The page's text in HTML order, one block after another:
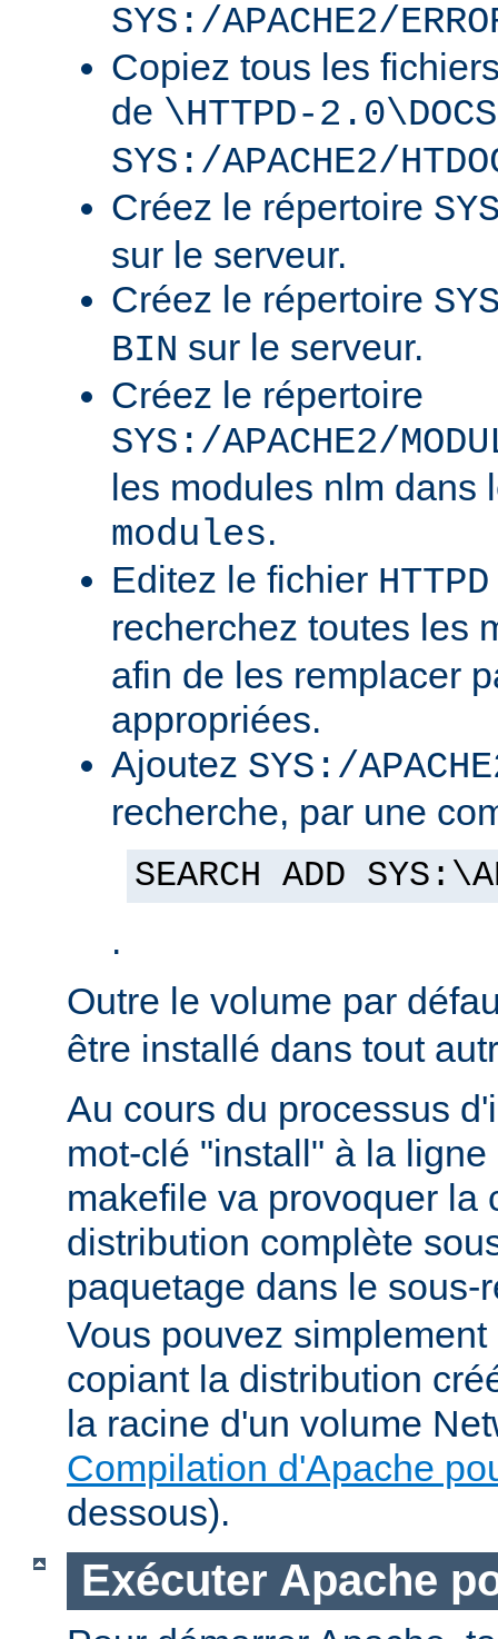
SYS:/APACHE2/
Copiez tous les
de \HTTPD-
SYS:/APACHE2/
Créez le répertoire
sur le serveur.
Créez le répertoire
BIN sur le serveur.
Créez le répertoire
SYS:/APACHE2/
les modules nlm dans
modules.
Editez le fichier
recherchez toutes les
afin de les remplacer
appropriées.
Ajoutez SYS:/
recherche, par une
SEARCH ADD
.
Outre le volume par
être installé dans tout
Au cours du processus
mot-clé "install" à la
makefile va provoquer la
distribution complète
paquetage dans le
Vous pouvez
copiant la distribution
la racine d'un volume
Compilation d'Apache
dessous).
Exécuter Apache